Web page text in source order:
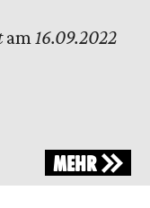
am 16.09.2022
MEHR